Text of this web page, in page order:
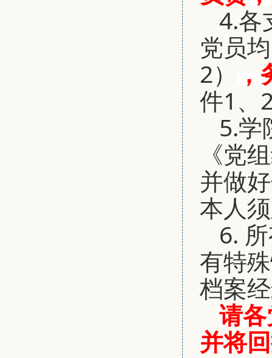
4.各
党员
2）
件1、
5.学
《党
并做
本人
6.
有特
档案
请
并将